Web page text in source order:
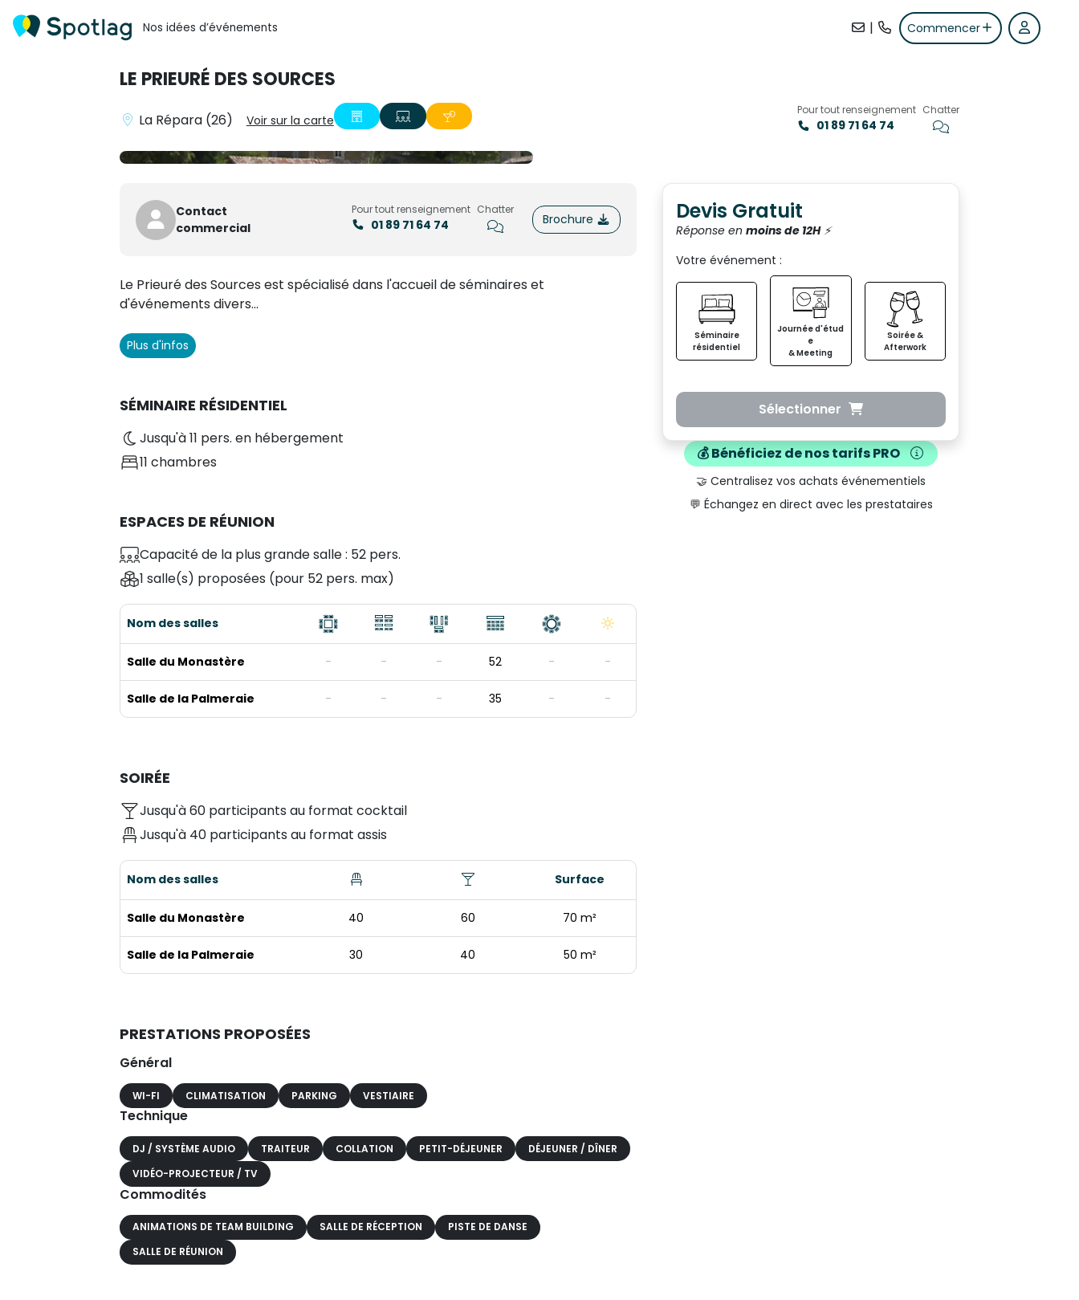
Nos idées d’événements | Commencer
LE PRIEURÉ DES SOURCES
La Répara (26) Voir sur la carte
Pour tout renseignement
01 89 71 64 74
Chatter
Contact
commercial
Pour tout renseignement
01 89 71 64 74
Chatter
Brochure
Le Prieuré des Sources est spécialisé dans l'accueil de séminaires et
d'événements divers...
Plus d'infos
SÉMINAIRE RÉSIDENTIEL
Jusqu'à 11 pers. en hébergement
11 chambres
ESPACES DE RÉUNION
Capacité de la plus grande salle : 52 pers.
1 salle(s) proposées (pour 52 pers. max)
Nom des salles
Salle du Monastère - - - 52 - -
Salle de la Palmeraie - - - 35 - -
SOIRÉE
Jusqu'à 60 participants au format cocktail
Jusqu'à 40 participants au format assis
Nom des salles Surface
Salle du Monastère 40 60 70 m²
Salle de la Palmeraie 30 40 50 m²
PRESTATIONS PROPOSÉES
Général
WI-FI CLIMATISATION PARKING VESTIAIRE
Technique
DJ / SYSTÈME AUDIO TRAITEUR COLLATION PETIT-DÉJEUNER
DÉJEUNER / DÎNER
VIDÉO-PROJECTEUR / TV
Commodités
ANIMATIONS DE TEAM BUILDING SALLE DE RÉCEPTION
PISTE DE DANSE
SALLE DE RÉUNION
Devis Gratuit
Réponse en moins de 12H⚡️
Votre événement :
Séminaire
résidentiel
Journée d'étud
e
& Meeting
Soirée &
Afterwork
Sélectionner
💰 Bénéficiez de nostarifs PRO
🤝 Centralisez vos achats événementiels
💬 Échangez en direct avec les prestataires